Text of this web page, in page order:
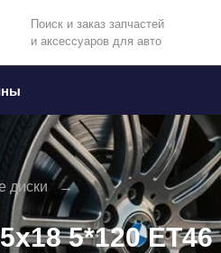
Поиск и заказ запчастей
и аксессуаров для авто
диски
5*120 ET46